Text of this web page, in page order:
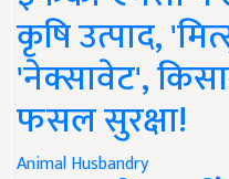
कृषि उत्पाद,
'नेक्सावेट',
फसल सुरक्षा!
Animal Husbandry